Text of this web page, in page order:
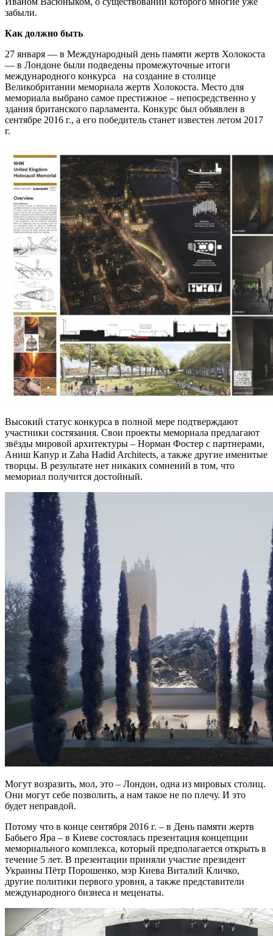
забыли.
Как должно быть
27 января — в Международный день памяти жертв Холокоста
— в Лондоне были подведены промежуточные итоги
международного конкурса на создание в столице
Великобритании мемориала жертв Холокоста. Место для
мемориала выбрано самое престижное – непосредственно у
здания британского парламента. Конкурс был объявлен в
сентябре 2016 г., а его победитель станет известен летом 2017
г.
Высокий статус конкурса в полной мере подтверждают
участники состязания. Свои проекты мемориала предлагают
звёзды мировой архитектуры – Норман Фостер с партнерами,
Аниш Капур и Zaha Hadid Architects, а также другие именитые
творцы. В результате нет никаких сомнений в том, что
мемориал получится достойный.
Могут возразить, мол, это – Лондон, одна из мировых столиц.
Они могут себе позволить, а нам такое не по плечу. И это
будет неправдой.
Потому что в конце сентября 2016 г. – в День памяти жертв
Бабьего Яра – в Киеве состоялась презентация концепции
мемориального комплекса, который предполагается открыть в
течение 5 лет. В презентации приняли участие президент
Украины Пётр Порошенко, мэр Киева Виталий Кличко,
другие политики первого уровня, а также представители
международного бизнеса и меценаты.